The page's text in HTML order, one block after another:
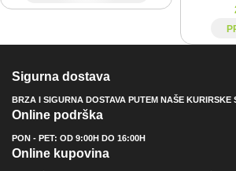
Sigurna dostava
BRZA I SIGURNA DOSTAVA PUTEM NAŠE KURIRSKE
Online podrška
PON - PET: OD 9:00H DO 16:00H
Online kupovina